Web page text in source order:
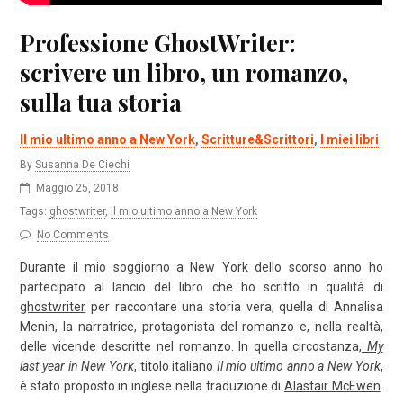
Professione GhostWriter:
scrivere un libro, un romanzo,
sulla tua storia
Il mio ultimo anno a New York,Scritture&Scrittori, I miei libri
BySusanna De Ciechi
Maggio 25, 2018
Tags: ghostwriter,
Il mio ultimo anno a New York
No Comments
Durante il mio soggiorno a New York dello scorso anno ho
partecipato al lancio del libro che ho scritto in qualità di
ghostwriter per raccontare una storia vera, quella di Annalisa
Menin, la narratrice, protagonista del romanzo e, nella realtà,
delle vicende descritte nel romanzo. In quella circostanza, My
last year in New York, titolo italiano Il mio ultimo anno a New York,
è stato proposto in inglese nella traduzione di Alastair McEwen